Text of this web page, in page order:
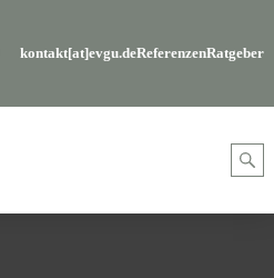
kontakt[at]evgu.deReferenzenRatgeber